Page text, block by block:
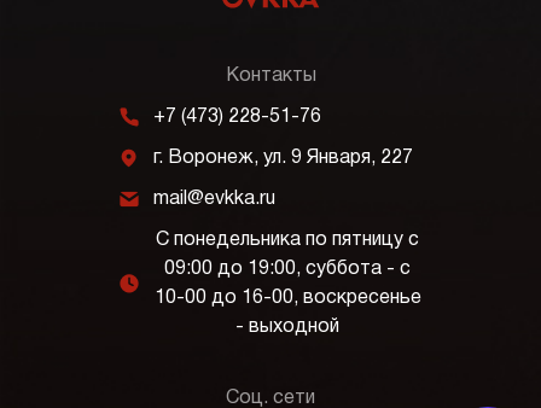
Контакты
m +7 (473) 228-51-76
j г. Воронеж, ул. 9 Января, 227
k mail@evkka.ru
l
С понедельника по пятницу с
09:00 до 19:00, суббота - с
10-00 до 16-00, воскресенье
- выходной
Соц. сети